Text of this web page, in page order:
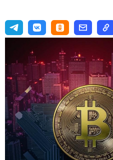
旅游业
进口替代
国防工业
专家
编辑部的电话号码:+7 495 727-
编辑电子邮件:
新闻部
info@business-magazine.online